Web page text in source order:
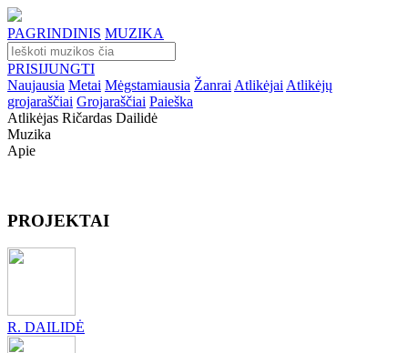
PAGRINDINIS MUZIKA
PRISIJUNGTI
Naujausia Metai Mėgstamiausia Žanrai Atlikėjai Atlikėjų
grojaraščiai Grojaraščiai Paieška
Atlikėjas Ričardas Dailidė
Muzika
Apie
PROJEKTAI
R. DAILIDĖ